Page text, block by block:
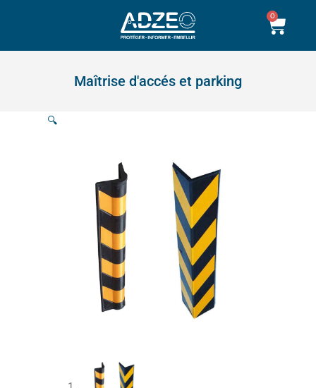
0
Maîtrise d'accés et parking
🔍